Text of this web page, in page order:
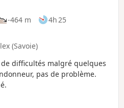
-464 m
4h 25
(Savoie)
difficultés malgré quelques
pas de problème.